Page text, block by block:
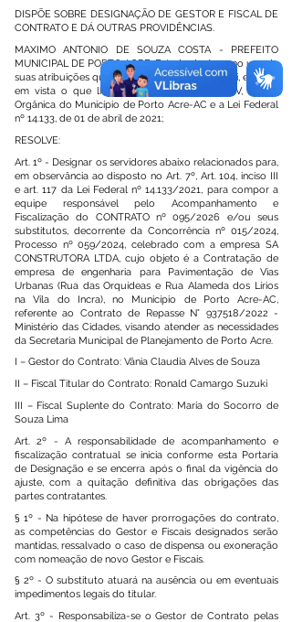
DISPÕE SOBRE DESIGNAÇÃO DE GESTOR E FISCAL DE
CONTRATO E DÁ OUTRAS PROVIDÊNCIAS.
MAXIMO ANTONIO DE SOUZA COSTA - PREFEITO
MUNICIPAL DE PORTO ACRE, Estado do Acre, no uso de
suas atribuições que lhes são conferidas por Lei, e tendo
em vista o que lhe faculta o art. 58, inciso V, da Lei
Orgânica do Município de Porto Acre-AC e a Lei Federal
nº 14.133, de 01 de abril de 2021;
RESOLVE:
Art. 1º - Designar os servidores abaixo relacionados para,
em observância ao disposto no Art. 7º, Art. 104, inciso III
e art. 117 da Lei Federal nº 14.133/2021, para compor a
equipe responsável pelo Acompanhamento e
Fiscalização do CONTRATO nº 095/2026 e/ou seus
substitutos, decorrente da Concorrência nº 015/2024,
Processo nº 059/2024, celebrado com a empresa SA
CONSTRUTORA LTDA, cujo objeto é a Contratação de
empresa de engenharia para Pavimentação de Vias
Urbanas (Rua das Orquídeas e Rua Alameda dos Lírios
na Vila do Incra), no Município de Porto Acre-AC,
referente ao Contrato de Repasse N° 937518/2022 -
Ministério das Cidades, visando atender as necessidades
da Secretaria Municipal de Planejamento de Porto Acre.
I – Gestor do Contrato: Vânia Claudia Alves de Souza
II – Fiscal Titular do Contrato: Ronald Camargo Suzuki
III – Fiscal Suplente do Contrato: Maria do Socorro de
Souza Lima
Art. 2º - A responsabilidade de acompanhamento e
fiscalização contratual se inicia conforme esta Portaria
de Designação e se encerra após o final da vigência do
ajuste, com a quitação definitiva das obrigações das
partes contratantes.
§ 1º - Na hipótese de haver prorrogações do contrato,
as competências do Gestor e Fiscais designados serão
mantidas, ressalvado o caso de dispensa ou exoneração
com nomeação de novo Gestor e Fiscais.
§ 2º - O substituto atuará na ausência ou em eventuais
impedimentos legais do titular.
Art. 3º - Responsabiliza-se o Gestor de Contrato pelas